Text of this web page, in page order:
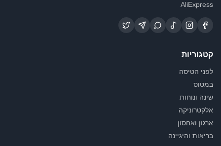
AliExpress
קטגוריות
לפני הטיסה
במטוס
שינה ונוחות
אלקטרוניקה
ארגון ואחסון
בריאות והיגיינה